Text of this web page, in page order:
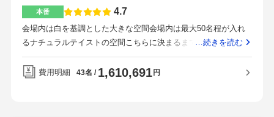
が、駅前までバスを出すことができるので無問題かと思います
とても親身になり、寄り添ってくださる印象ですおすすめポイ
ントはとにかくおいしい料理とすごく綺麗で、椅子が硬くない
チャペルとすてきなスタッフさんですお料理にこだわりたい方
本番 4.7
会場内は白を基調とした大きな空間会場内は最大50名程が入れ
るナチュラルテイストの空間こちらに決まるまでに郡山市内の
会場を3〜4店回ったが、こちらが最も美味しく料理が決定因子
の一つとなった。ここだけの話だが今まで参列したどの結婚式
…続きを読む
費用明細 43名 1,610,691円